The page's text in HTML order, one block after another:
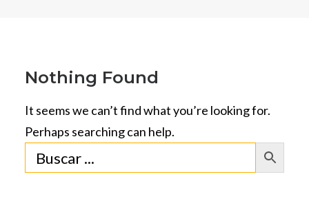
Nothing Found
It seems we can’t find what you’re looking for.
Perhaps searching can help.